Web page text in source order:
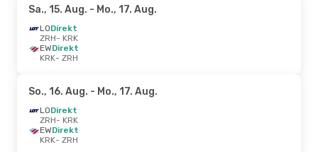
Sa., 15. Aug. - Mo., 17. Aug.
LODirekt
ZRH- KRK
EWDirekt
KRK- ZRH
So., 16. Aug. - Mo., 17. Aug.
LODirekt
ZRH- KRK
EWDirekt
KRK- ZRH